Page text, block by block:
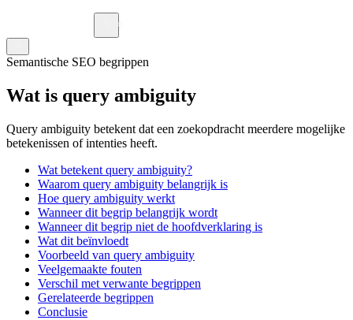
Semantische SEO begrippen
Wat is query ambiguity
Query ambiguity betekent dat een zoekopdracht meerdere mogelijke
betekenissen of intenties heeft.
Wat betekent query ambiguity?
Waarom query ambiguity belangrijk is
Hoe query ambiguity werkt
Wanneer dit begrip belangrijk wordt
Wanneer dit begrip niet de hoofdverklaring is
Wat dit beïnvloedt
Voorbeeld van query ambiguity
Veelgemaakte fouten
Verschil met verwante begrippen
Gerelateerde begrippen
Conclusie